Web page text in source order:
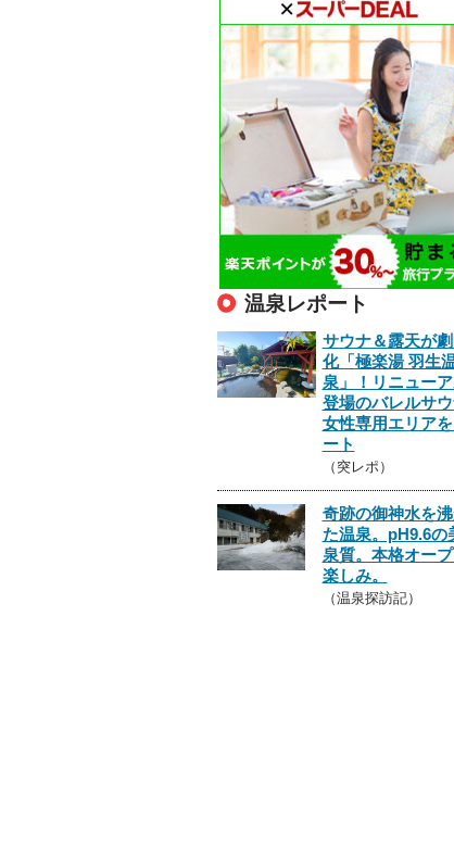
温泉レポート
サウナ＆露天が
化「極楽湯 羽生
泉」！リニュー
登場のバレルサ
女性専用エリア
ート
（突レポ）
奇跡の御神水を
た温泉。pH9.6の
泉質。本格オー
楽しみ。
（温泉探訪記）